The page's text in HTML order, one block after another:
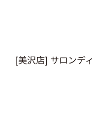
[美沢店] サロンデ